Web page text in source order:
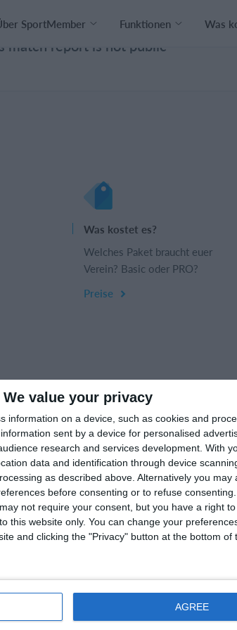
We value your privacy
information on a device, such as cookies and
sent by a device for personalised
research and services development. With
data and identification through device
as described above. Alternatively you may
before consenting or to refuse consenting.
not require your consent, but you have a right
this website only. You can change your
and clicking the "Privacy" button at the bottom of
AGREE
SportMember Funktionen Was
match report is not public
Was kostet es?
Welches Paket braucht euer
Verein? Basic oder PRO?
Preise
Webinar